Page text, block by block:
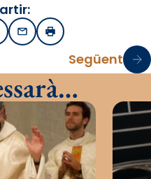
EmailImprimir
Següent